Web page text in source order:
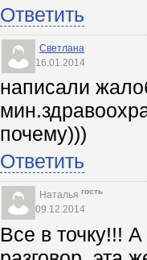
Ответить
Светлана
16.01.2014
написали
почему)))
Ответить
Наталья гость
09.12.2014
Все в точку!!!